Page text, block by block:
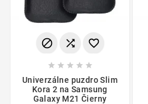
  
    
Univerzálne puzdro Slim
Kora 2 na Samsung
Galaxy M21 Čierny